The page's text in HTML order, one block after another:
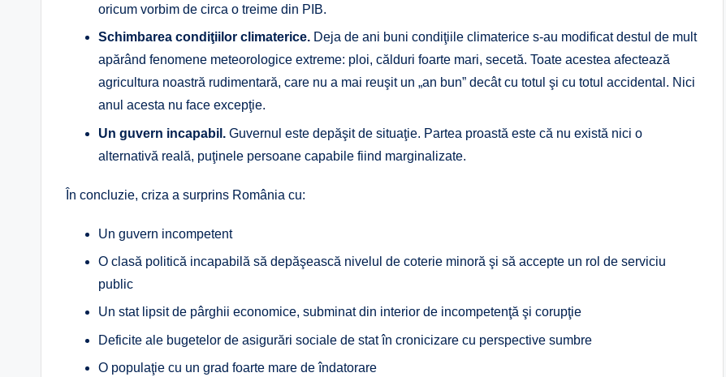
oricum vorbim de circa o treime din PIB.
Schimbarea condiţiilor climaterice. Deja de ani buni condiţiile climaterice s-au modificat destul de mult
apărând fenomene meteorologice extreme: ploi, călduri foarte mari, secetă. Toate acestea afectează
agricultura noastră rudimentară, care nu a mai reuşit un „an bun” decât cu totul şi cu totul accidental. Nici
anul acesta nu face excepţie.
Un guvern incapabil. Guvernul este depăşit de situaţie. Partea proastă este că nu există nici o
alternativă reală, puţinele persoane capabile fiind marginalizate.
În concluzie, criza a surprins România cu:
Un guvern incompetent
O clasă politică incapabilă să depăşească nivelul de coterie minoră şi să accepte un rol de serviciu
public
Un stat lipsit de pârghii economice, subminat din interior de incompetenţă şi corupţie
Deficite ale bugetelor de asigurări sociale de stat în cronicizare cu perspective sumbre
O populaţie cu un grad foarte mare de îndatorare